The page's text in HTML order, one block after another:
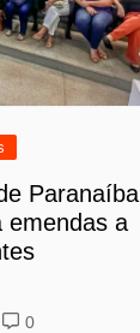
Paranaíba
emendas a
0